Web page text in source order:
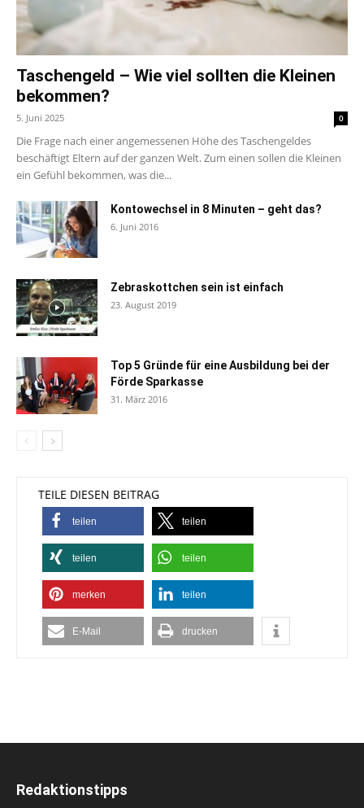
Taschengeld – Wie viel sollten die Kleinen
bekommen?
5. Juni 2025 0
Die Frage nach einer angemessenen Höhe des Taschengeldes
beschäftigt Eltern auf der ganzen Welt. Zum einen sollen die Kleinen
ein Gefühl bekommen, was die...
Kontowechsel in 8 Minuten – geht das?
6. Juni 2016
Zebraskottchen sein ist einfach
23. August 2019
Top 5 Gründe für eine Ausbildung bei der
Förde Sparkasse
31. März 2016
TEILE DIESEN BEITRAG
teilen teilen
teilen teilen
merken teilen
E-Mail drucken
Redaktionstipps